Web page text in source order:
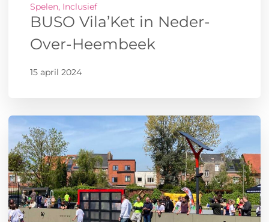
Spelen, Inclusief
BUSO Vila’Ket in Neder-
Over-Heembeek
15 april 2024